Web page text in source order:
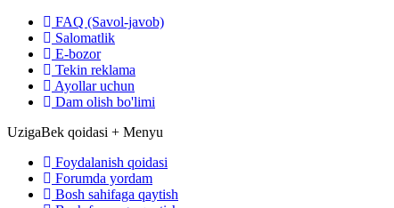
FAQ (Savol-javob)
Salomatlik
E-bozor
Tekin reklama
Ayollar uchun
Dam olish bo'limi
UzigaBek qoidasi + Menyu
Foydalanish qoidasi
Forumda yordam
Bosh sahifaga qaytish